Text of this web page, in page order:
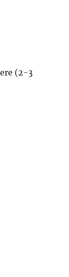
(2-3